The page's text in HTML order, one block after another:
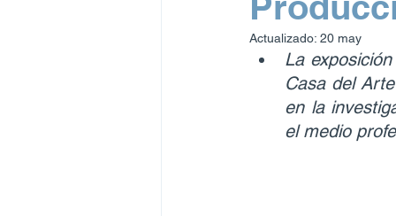
Actualizado: 20 may
La
Casa del
en la
el medio